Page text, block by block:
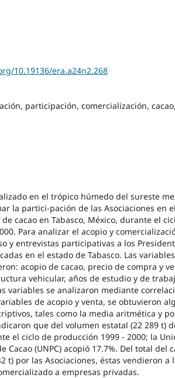
10.19136/era.a24n2.268
participación, comercialización,
en el trópico húmedo del sureste
la partici-pación de las Asociaciones en
cacao en Tabasco, México, durante el
Para analizar el acopio y
y entrevistas participativas a los
en el estado de Tabasco. Las variables
acopio de cacao, precio de compra y
vehicular, años de estudio y de
variables se analizaron mediante
de acopio y venta, se obtuvieron
tales como la media aritmética y
que del volumen estatal (22 289 t)
el ciclo de producción 1999 - 2000; la
Cacao (UNPC) acopió 17.7%. Del total del
t) por las Asociaciones, éstas vendieron a
a empresas privadas.